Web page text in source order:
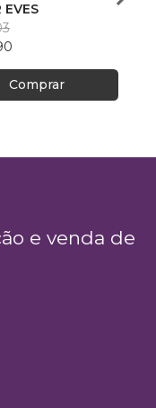
EVES
Comprar
da
R$
e venda de